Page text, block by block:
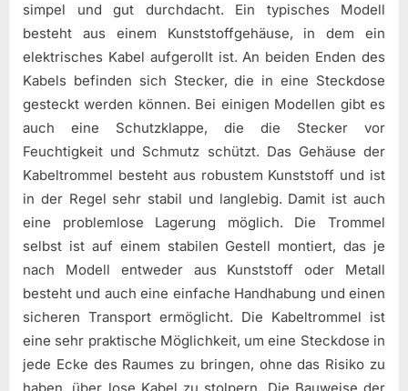
simpel und gut durchdacht. Ein typisches Modell
besteht aus einem Kunststoffgehäuse, in dem ein
elektrisches Kabel aufgerollt ist. An beiden Enden des
Kabels befinden sich Stecker, die in eine Steckdose
gesteckt werden können. Bei einigen Modellen gibt es
auch eine Schutzklappe, die die Stecker vor
Feuchtigkeit und Schmutz schützt. Das Gehäuse der
Kabeltrommel besteht aus robustem Kunststoff und ist
in der Regel sehr stabil und langlebig. Damit ist auch
eine problemlose Lagerung möglich. Die Trommel
selbst ist auf einem stabilen Gestell montiert, das je
nach Modell entweder aus Kunststoff oder Metall
besteht und auch eine einfache Handhabung und einen
sicheren Transport ermöglicht. Die Kabeltrommel ist
eine sehr praktische Möglichkeit, um eine Steckdose in
jede Ecke des Raumes zu bringen, ohne das Risiko zu